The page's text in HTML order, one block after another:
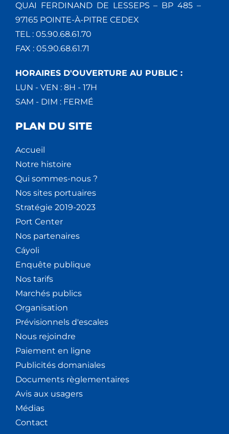
QUAI FERDINAND DE LESSEPS – BP 485 –
97165 POINTE-À-PITRE CEDEX
TEL : 05.90.68.61.70
FAX : 05.90.68.61.71
HORAIRES D'OUVERTURE AU PUBLIC :
LUN - VEN : 8H - 17H
SAM - DIM : FERMÉ
PLAN DU SITE
Accueil
Notre histoire
Qui sommes-nous ?
Nos sites portuaires
Stratégie 2019-2023
Port Center
Nos partenaires
Cáyoli
Enquête publique
Nos tarifs
Marchés publics
Organisation
Prévisionnels d'escales
Nous rejoindre
Paiement en ligne
Publicités domaniales
Documents règlementaires
Avis aux usagers
Médias
Contact